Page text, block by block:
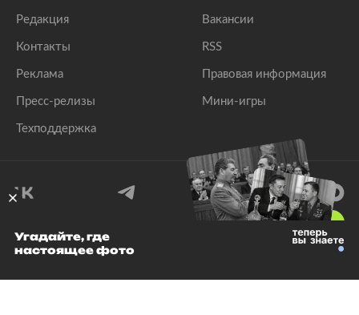
Редакция
Контакты
Реклама
Пресс-релизы
Техподдержка
Вакансии
RSS
Правовая информация
Мини-игры
© 1999–2026 Все права защищены.
Угадайте, где
настоящее фото